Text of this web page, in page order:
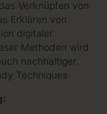
Verknüpfen von
Erklären von
digitaler
Methoden wird
nachhaltiger.
Techniques